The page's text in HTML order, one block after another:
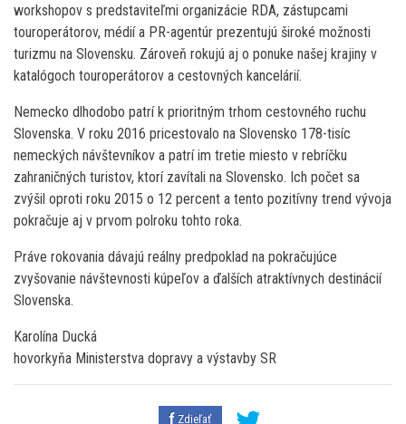
workshopov s predstaviteľmi organizácie RDA, zástupcami
touroperátorov, médií a PR-agentúr prezentujú široké možnosti
turizmu na Slovensku. Zároveň rokujú aj o ponuke našej krajiny v
katalógoch touroperátorov a cestovných kancelárií.
Nemecko dlhodobo patrí k prioritným trhom cestovného ruchu
Slovenska. V roku 2016 pricestovalo na Slovensko 178-tisíc
nemeckých návštevníkov a patrí im tretie miesto v rebríčku
zahraničných turistov, ktorí zavítali na Slovensko. Ich počet sa
zvýšil oproti roku 2015 o 12 percent a tento pozitívny trend vývoja
pokračuje aj v prvom polroku tohto roka.
Práve rokovania dávajú reálny predpoklad na pokračujúce
zvyšovanie návštevnosti kúpeľov a ďalších atraktívnych destinácií
Slovenska.
Karolína Ducká
hovorkyňa Ministerstva dopravy a výstavby SR
Zdieľať